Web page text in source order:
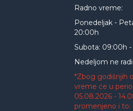
Radno vreme:
Ponedeljak -
20:00h
Subota: 09:00h -
Nedeljom ne
*Zbog godišnjih
vreme će u
05.08.2026 -
promenjeno i to: